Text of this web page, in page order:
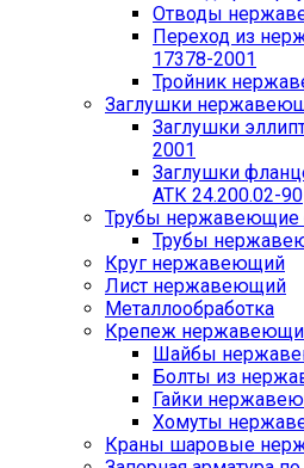
Отводы
Переход из
17378-2001
Тройник
Заглушки
Заглушки
2001
Заглушки
АТК 24.200.02-90
Трубы
Трубы
Круг нержавеющий
Лист нержавеющий
Металлообработка
Крепеж
Шайбы
Болты из
Гайки
Хомуты
Краны шаровые